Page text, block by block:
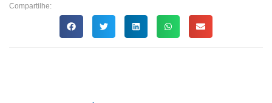
Compartilhe: